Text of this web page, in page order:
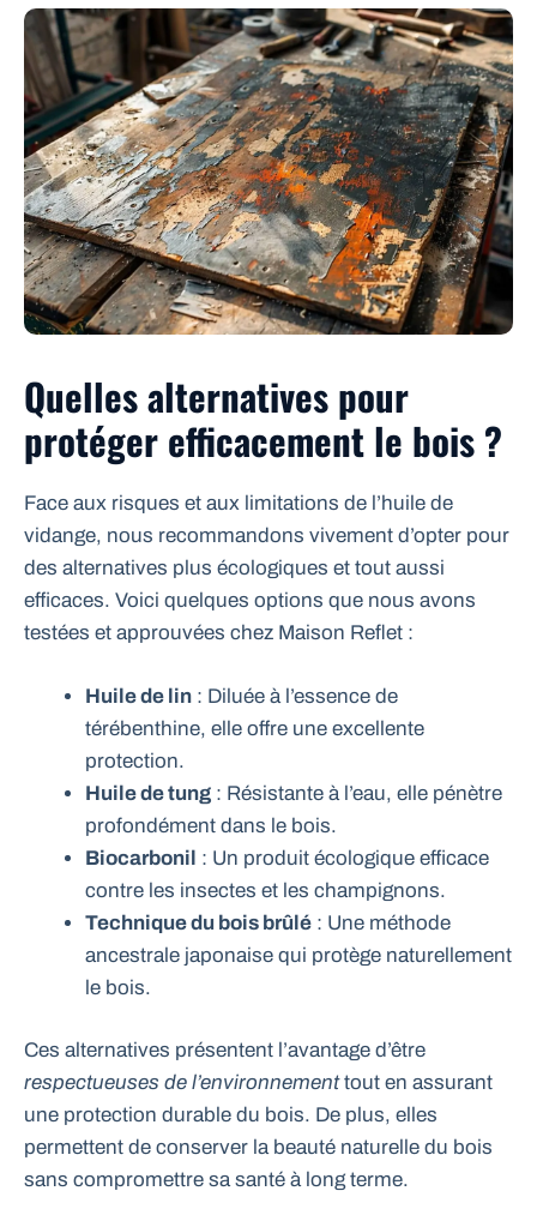
Quelles alternatives pour
protéger efficacement le bois ?
Face aux risques et aux limitations de l’huile de
vidange, nous recommandons vivement d’opter pour
des alternatives plus écologiques et tout aussi
efficaces. Voici quelques options que nous avons
testées et approuvées chez Maison Reflet :
Huile de lin : Diluée à l’essence de
térébenthine, elle offre une excellente
protection.
Huile de tung : Résistante à l’eau, elle pénètre
profondément dans le bois.
Biocarbonil : Un produit écologique efficace
contre les insectes et les champignons.
Technique du bois brûlé : Une méthode
ancestrale japonaise qui protège naturellement
le bois.
Ces alternatives présentent l’avantage d’être
respectueuses de l’environnementtout en assurant
une protection durable du bois. De plus, elles
permettent de conserver la beauté naturelle du bois
sans compromettre sa santé à long terme.